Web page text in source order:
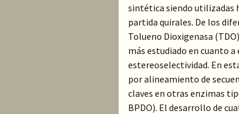
sintética siendo utilizadas
partida quirales. De los
Tolueno Dioxigenasa
más estudiado en cuanto
estereoselectividad. En
por alineamiento de
claves en otras enzimas
BPDO). El desarrollo de